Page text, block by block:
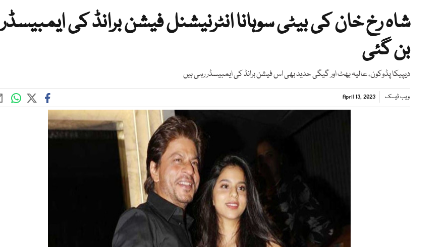
شاہ رخ خان کی بیٹی سوہانا انٹرنیشنل فیشن برانڈ کی ایمبیسڈر
بن گئی
دیپیکا پڈوکون، عالیہ بھٹ اور گیگی حدید بھی اس فیشن برانڈ کی ایمبیسڈر رہی ہیں
ویب ڈیسک April 13, 2023